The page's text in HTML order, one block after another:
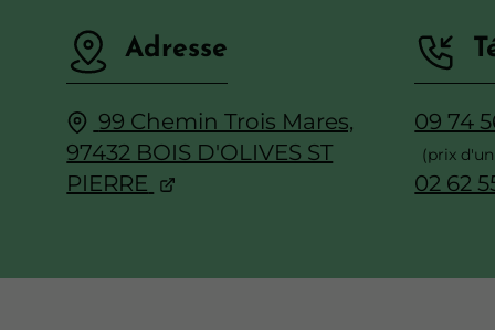
Adresse
99 Chemin Trois Mares,
97432 BOIS D'OLIVES ST
PIERRE
09 74
02 62